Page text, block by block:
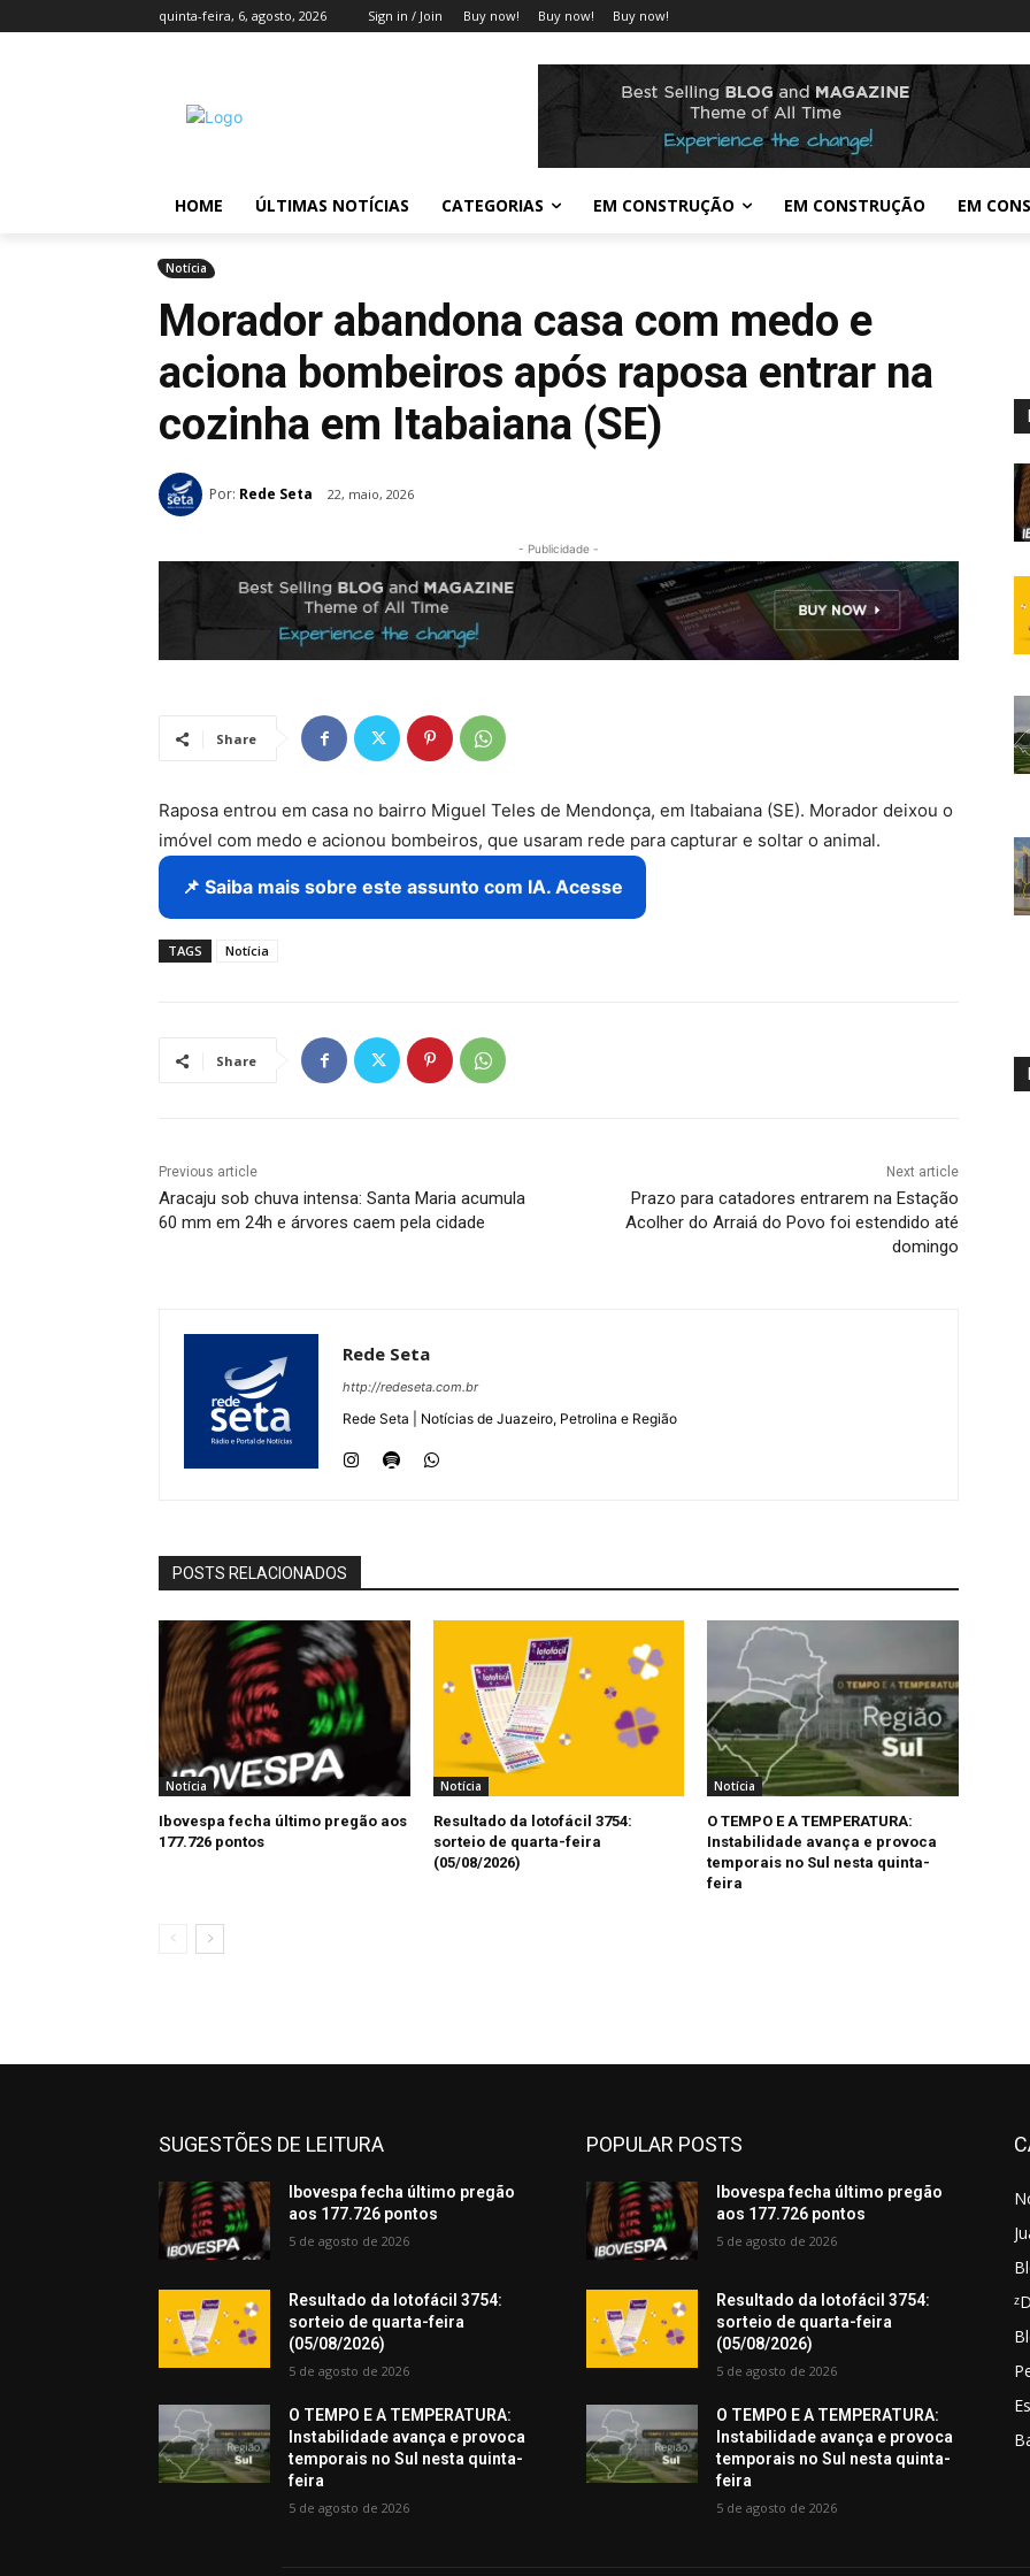
quinta-feira, 6, agosto, 2026 Sign in / Join Buy now! Buy now! Buy now!
HOME ÚLTIMAS NOTÍCIAS CATEGORIAS EM CONSTRUÇÃO EM CONSTRUÇÃO EM
Notícia
Morador abandona casa com medo e
aciona bombeiros após raposa entrar na
cozinha em Itabaiana (SE)
Por: Rede Seta 22, maio, 2026
- Publicidade -
Share
Raposa entrou em casa no bairro Miguel Teles de Mendonça, em Itabaiana (SE). Morador deixou o
imóvel com medo e acionou bombeiros, que usaram rede para capturar e soltar o animal.
📌 Saiba mais sobre este assunto com IA. Acesse
TAGS Notícia
Share
Previous article
Aracaju sob chuva intensa: Santa Maria acumula
60 mm em 24h e árvores caem pela cidade
Next article
Prazo para catadores entrarem na Estação
Acolher do Arraiá do Povo foi estendido até
domingo
Rede Seta
http://redeseta.com.br
Rede Seta | Notícias de Juazeiro, Petrolina e Região
POSTS RELACIONADOS
Notícia
Ibovespa fecha último pregão aos
177.726 pontos
Notícia
Resultado da lotofácil 3754:
sorteio de quarta-feira
(05/08/2026)
Notícia
O TEMPO E A TEMPERATURA:
Instabilidade avança e provoca
temporais no Sul nesta quinta-
feira
SUGESTÕES DE LEITURA
Ibovespa fecha último pregão
aos 177.726 pontos
5 de agosto de 2026
Resultado da lotofácil 3754:
sorteio de quarta-feira
(05/08/2026)
5 de agosto de 2026
O TEMPO E A TEMPERATURA:
Instabilidade avança e provoca
temporais no Sul nesta quinta-
feira
5 de agosto de 2026
POPULAR POSTS
Ibovespa fecha último pregão
aos 177.726 pontos
5 de agosto de 2026
Resultado da lotofácil 3754:
sorteio de quarta-feira
(05/08/2026)
5 de agosto de 2026
O TEMPO E A TEMPERATURA:
Instabilidade avança e provoca
temporais no Sul nesta quinta-
feira
5 de agosto de 2026